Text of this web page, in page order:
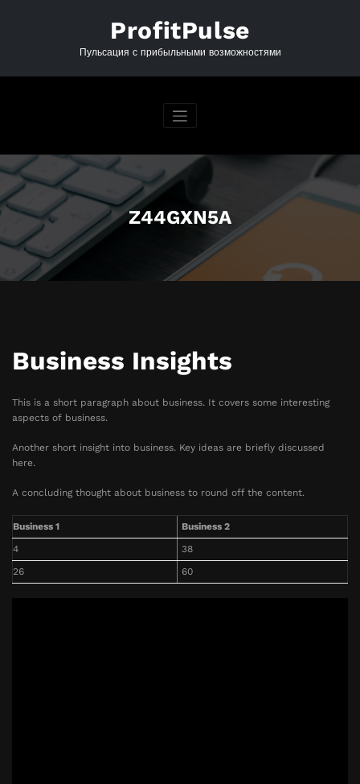
ProfitPulse
Пульсация с прибыльными возможностями
Z44GXN5A
Business Insights
This is a short paragraph about business. It covers some interesting
aspects of business.
Another short insight into business. Key ideas are briefly discussed
here.
A concluding thought about business to round off the content.
Business 1
Business 2
4
38
26
60